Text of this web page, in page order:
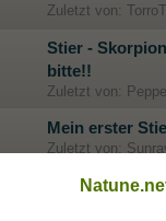
Zuletzt von:
Stier -
bitte!!
Zuletzt von:
Mein erster
Zuletzt von:
Vertrauen...